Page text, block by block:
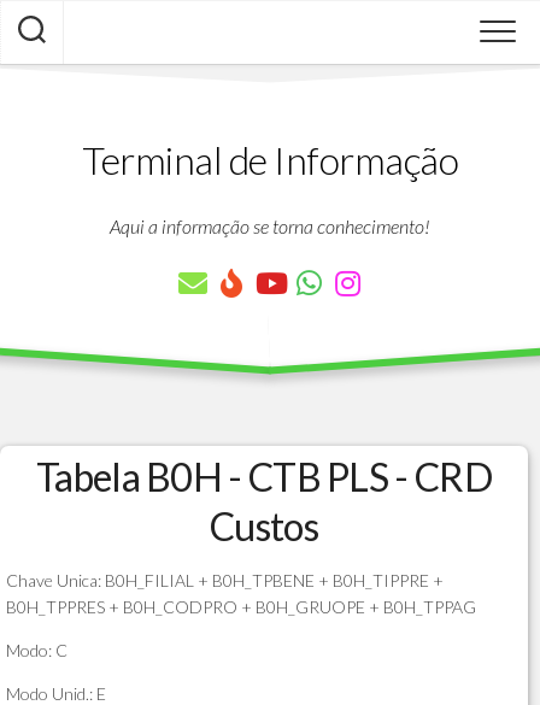
Skip
content
Terminal de Informação
Aqui a informação se torna conhecimento!
Tabela B0H - CTB PLS - CRD
Custos
Chave Unica: B0H_FILIAL + B0H_TPBENE + B0H_TIPPRE +
B0H_TPPRES + B0H_CODPRO + B0H_GRUOPE + B0H_TPPAG
Modo: C
Modo Unid.: E